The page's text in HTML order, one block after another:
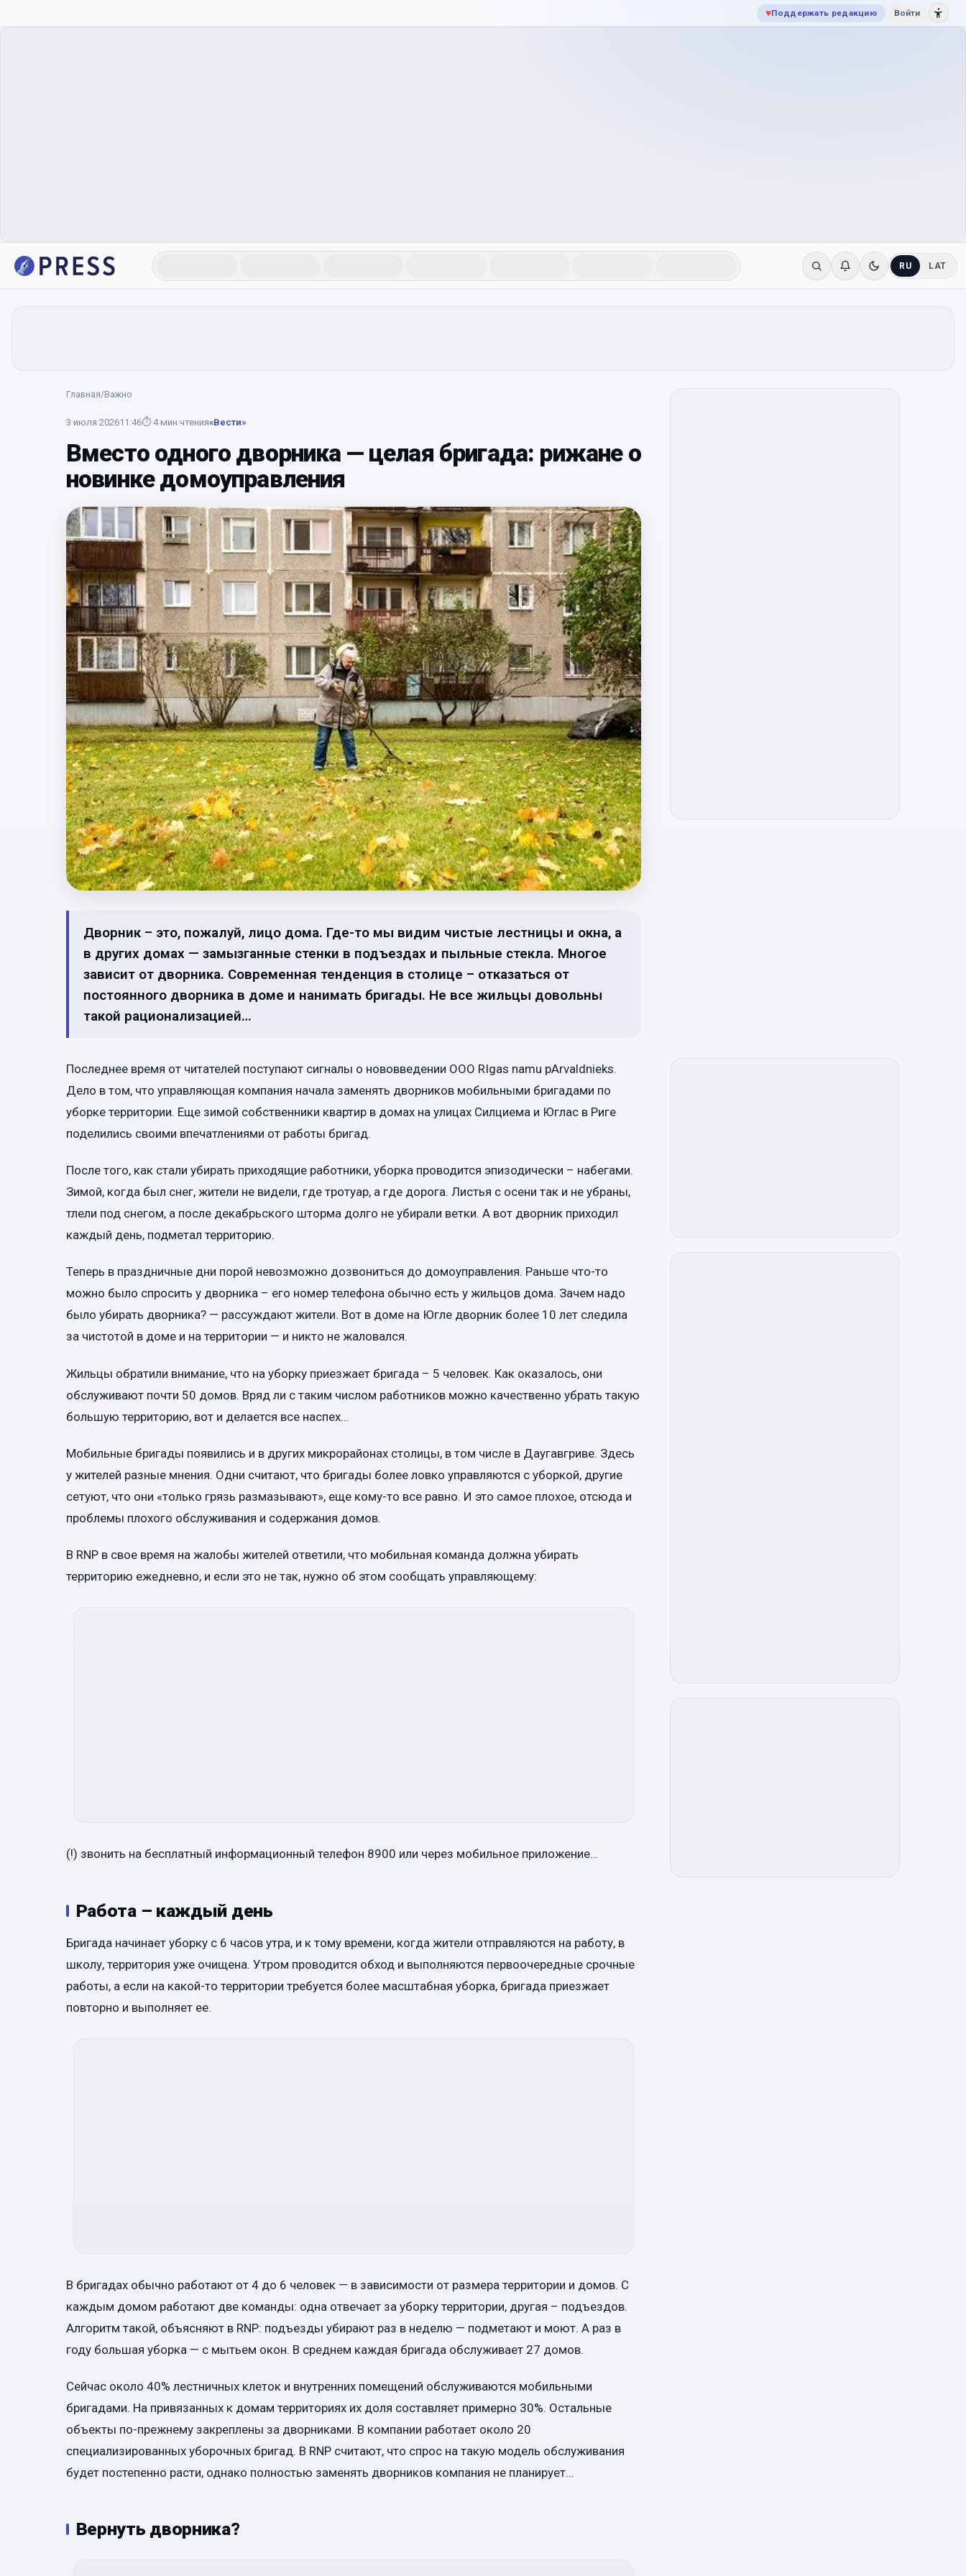
♥Поддержать редакцию Войти
RU LAT
Главная/Важно
3 июля 202611:46⏱ 4 мин чтения«Вести»
Вместо одного дворника — целая бригада: рижане о
новинке домоуправления
Дворник – это, пожалуй, лицо дома. Где-то мы видим чистые лестницы и окна, а
в других домах — замызганные стенки в подъездах и пыльные стекла. Многое
зависит от дворника. Современная тенденция в столице – отказаться от
постоянного дворника в доме и нанимать бригады. Не все жильцы довольны
такой рационализацией…
Последнее время от читателей поступают сигналы о нововведении ООО RIgas namu pАrvaldnieks.
Дело в том, что управляющая компания начала заменять дворников мобильными бригадами по
уборке территории. Еще зимой собственники квартир в домах на улицах Силциема и Юглас в Риге
поделились своими впечатлениями от работы бригад.
После того, как стали убирать приходящие работники, уборка проводится эпизодически – набегами.
Зимой, когда был снег, жители не видели, где тротуар, а где дорога. Листья с осени так и не убраны,
тлели под снегом, а после декабрьского шторма долго не убирали ветки. А вот дворник приходил
каждый день, подметал территорию.
Теперь в праздничные дни порой невозможно дозвониться до домоуправления. Раньше что-то
можно было спросить у дворника – его номер телефона обычно есть у жильцов дома. Зачем надо
было убирать дворника? — рассуждают жители. Вот в доме на Югле дворник более 10 лет следила
за чистотой в доме и на территории — и никто не жаловался.
Жильцы обратили внимание, что на уборку приезжает бригада – 5 человек. Как оказалось, они
обслуживают почти 50 домов. Вряд ли с таким числом работников можно качественно убрать такую
большую территорию, вот и делается все наспех…
Мобильные бригады появились и в других микрорайонах столицы, в том числе в Даугавгриве. Здесь
у жителей разные мнения. Одни считают, что бригады более ловко управляются с уборкой, другие
сетуют, что они «только грязь размазывают», еще кому-то все равно. И это самое плохое, отсюда и
проблемы плохого обслуживания и содержания домов.
В RNP в свое время на жалобы жителей ответили, что мобильная команда должна убирать
территорию ежедневно, и если это не так, нужно об этом сообщать управляющему:
(!) звонить на бесплатный информационный телефон 8900 или через мобильное приложение…
Работа – каждый день
Бригада начинает уборку с 6 часов утра, и к тому времени, когда жители отправляются на работу, в
школу, территория уже очищена. Утром проводится обход и выполняются первоочередные срочные
работы, а если на какой-то территории требуется более масштабная уборка, бригада приезжает
повторно и выполняет ее.
В бригадах обычно работают от 4 до 6 человек — в зависимости от размера территории и домов. С
каждым домом работают две команды: одна отвечает за уборку территории, другая – подъездов.
Алгоритм такой, объясняют в RNP: подъезды убирают раз в неделю — подметают и моют. А раз в
году большая уборка — с мытьем окон. В среднем каждая бригада обслуживает 27 домов.
Сейчас около 40% лестничных клеток и внутренних помещений обслуживаются мобильными
бригадами. На привязанных к домам территориях их доля составляет примерно 30%. Остальные
объекты по-прежнему закреплены за дворниками. В компании работает около 20
специализированных уборочных бригад. В RNP считают, что спрос на такую модель обслуживания
будет постепенно расти, однако полностью заменять дворников компания не планирует…
Вернуть дворника?